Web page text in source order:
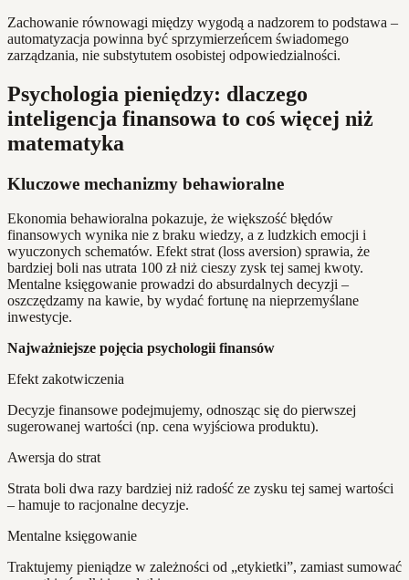
Zachowanie równowagi między wygodą a nadzorem to podstawa –
automatyzacja powinna być sprzymierzeńcem świadomego
zarządzania, nie substytutem osobistej odpowiedzialności.
Psychologia pieniędzy: dlaczego
inteligencja finansowa to coś więcej niż
matematyka
Kluczowe mechanizmy behawioralne
Ekonomia behawioralna pokazuje, że większość błędów
finansowych wynika nie z braku wiedzy, a z ludzkich emocji i
wyuczonych schematów. Efekt strat (loss aversion) sprawia, że
bardziej boli nas utrata 100 zł niż cieszy zysk tej samej kwoty.
Mentalne księgowanie prowadzi do absurdalnych decyzji –
oszczędzamy na kawie, by wydać fortunę na nieprzemyślane
inwestycje.
Najważniejsze pojęcia psychologii finansów
Efekt zakotwiczenia
Decyzje finansowe podejmujemy, odnosząc się do pierwszej
sugerowanej wartości (np. cena wyjściowa produktu).
Awersja do strat
Strata boli dwa razy bardziej niż radość ze zysku tej samej wartości
– hamuje to racjonalne decyzje.
Mentalne księgowanie
Traktujemy pieniądze w zależności od „etykietki”, zamiast sumować